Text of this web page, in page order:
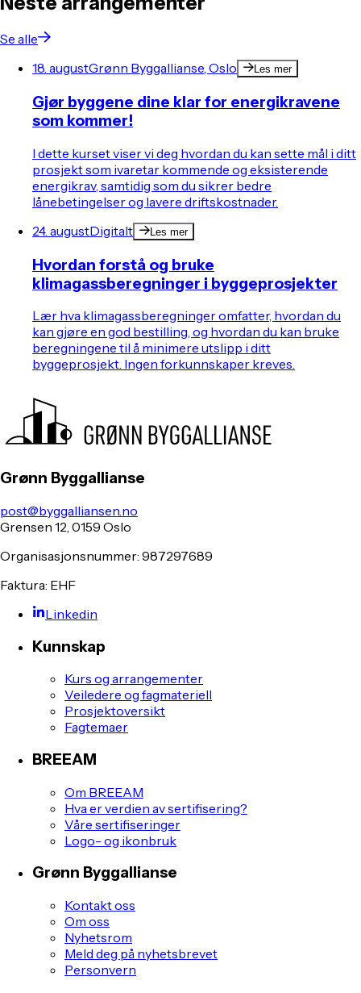
Se alle
18. augustGrønn Byggallianse, Oslo Les mer
Gjør byggene dine klar for energikravene
som kommer!
I dette kurset viser vi deg hvordan du kan sette mål i ditt
prosjekt som ivaretar kommende og eksisterende
energikrav, samtidig som du sikrer bedre
lånebetingelser og lavere driftskostnader.
24. augustDigitalt Les mer
Hvordan forstå og bruke
klimagassberegninger i byggeprosjekter
Lær hva klimagassberegninger omfatter, hvordan du
kan gjøre en god bestilling, og hvordan du kan bruke
beregningene til å minimere utslipp i ditt
byggeprosjekt. Ingen forkunnskaper kreves.
Grønn Byggallianse
post@byggalliansen.no
Grensen 12, 0159 Oslo
Organisasjonsnummer: 987297689
Faktura: EHF
Linkedin
Kunnskap
Kurs og arrangementer
Veiledere og fagmateriell
Prosjektoversikt
Fagtemaer
BREEAM
Om BREEAM
Hva er verdien av sertifisering?
Våre sertifiseringer
Logo- og ikonbruk
Grønn Byggallianse
Kontakt oss
Om oss
Nyhetsrom
Meld deg på nyhetsbrevet
Personvern